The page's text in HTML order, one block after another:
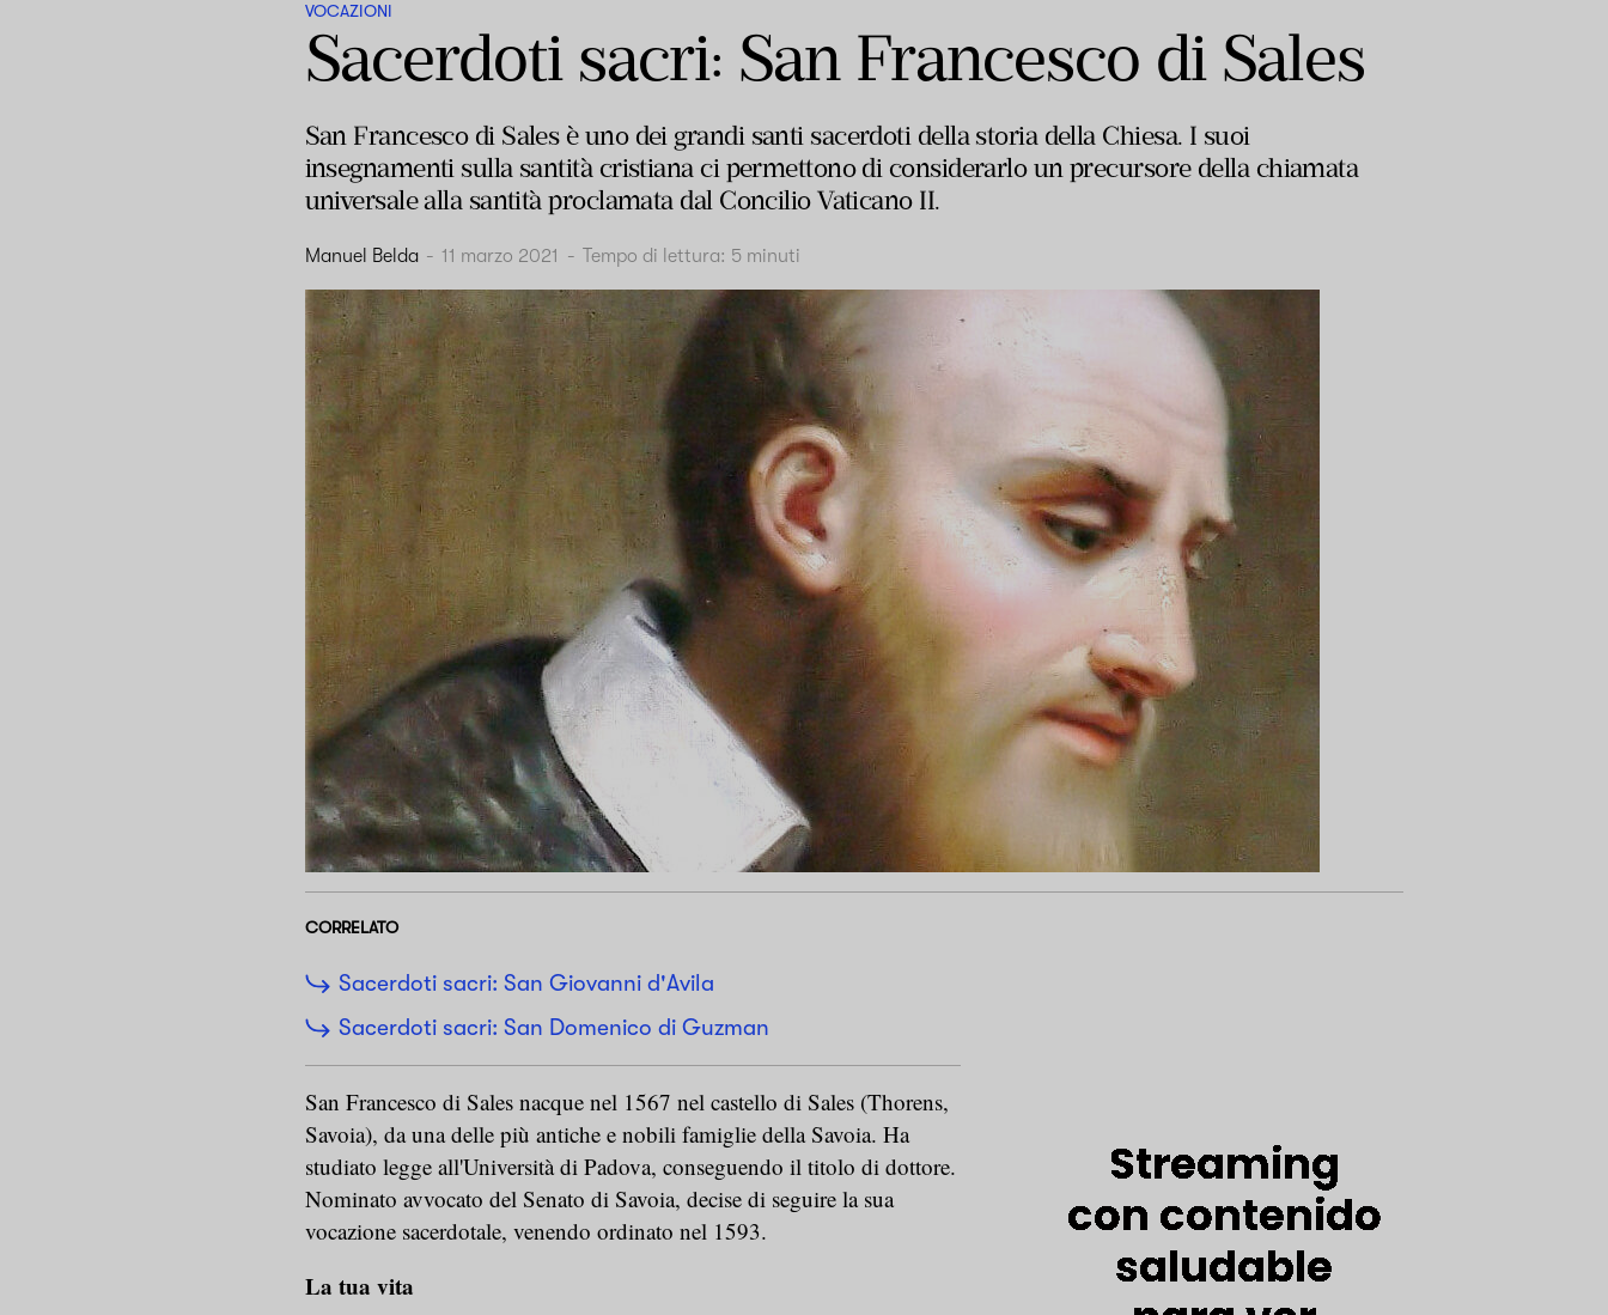
VOCAZIONI
Sacerdoti sacri: San Francesco di Sales
San Francesco di Sales è uno dei grandi santi sacerdoti della storia della Chiesa. I suoi
insegnamenti sulla santità cristiana ci permettono di considerarlo un precursore della chiamata
universale alla santità proclamata dal Concilio Vaticano II.
Manuel Belda - 11 marzo 2021 - Tempo di lettura: 5 minuti
CORRELATO
Sacerdoti sacri: San Giovanni d'Avila
Sacerdoti sacri: San Domenico di Guzman
San Francesco di Sales nacque nel 1567 nel castello di Sales (Thorens,
Savoia), da una delle più antiche e nobili famiglie della Savoia. Ha
studiato legge all'Università di Padova, conseguendo il titolo di dottore.
Nominato avvocato del Senato di Savoia, decise di seguire la sua
vocazione sacerdotale, venendo ordinato nel 1593.
La tua vita